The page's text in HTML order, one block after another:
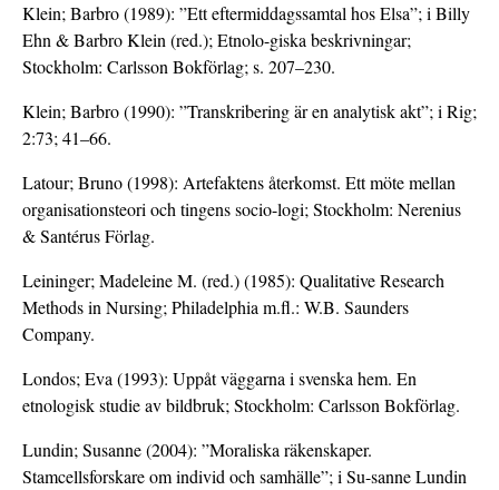
Klein; Barbro (1989): ”Ett eftermiddagssamtal hos Elsa”; i Billy
Ehn & Barbro Klein (red.); Etnolo-giska beskrivningar;
Stockholm: Carlsson Bokförlag; s. 207–230.
Klein; Barbro (1990): ”Transkribering är en analytisk akt”; i Rig;
2:73; 41–66.
Latour; Bruno (1998): Artefaktens återkomst. Ett möte mellan
organisationsteori och tingens socio-logi; Stockholm: Nerenius
& Santérus Förlag.
Leininger; Madeleine M. (red.) (1985): Qualitative Research
Methods in Nursing; Philadelphia m.fl.: W.B. Saunders
Company.
Londos; Eva (1993): Uppåt väggarna i svenska hem. En
etnologisk studie av bildbruk; Stockholm: Carlsson Bokförlag.
Lundin; Susanne (2004): ”Moraliska räkenskaper.
Stamcellsforskare om individ och samhälle”; i Su-sanne Lundin